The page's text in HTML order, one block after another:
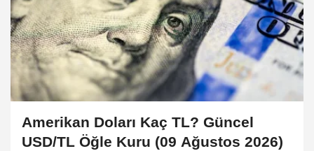
Amerikan Doları Kaç TL? Güncel
USD/TL Öğle Kuru (09 Ağustos 2026)